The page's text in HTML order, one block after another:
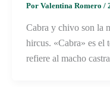
Por Valentina Romero /
Cabra y chivo son la
hircus. «Cabra» es el
refiere al macho